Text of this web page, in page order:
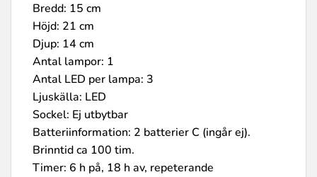
Bredd: 15 cm
Höjd: 21 cm
Djup: 14 cm
Antal lampor: 1
Antal LED per lampa: 3
Ljuskälla: LED
Sockel: Ej utbytbar
Batteriinformation: 2 batterier C (ingår ej).
Brinntid ca 100 tim.
Timer: 6 h på, 18 h av, repeterande